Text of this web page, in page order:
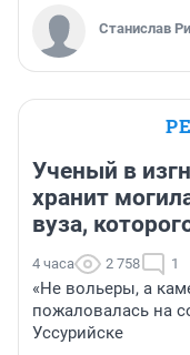
Станислав
Ученый в
хранит
вуза,
4 часа 2 758 1
«Не вольеры, а
пожаловалась на
Уссурийске